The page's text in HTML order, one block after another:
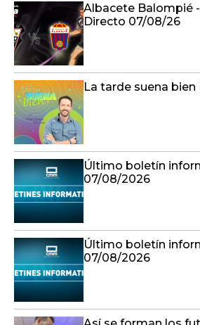
Albacete Balompié
Directo 07/08/26
La tarde suena
Último boletín
07/08/2026
Último boletín
07/08/2026